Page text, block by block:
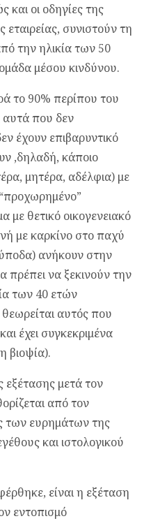
και οι οδηγίες της
εταιρείας, συνιστούν τη
την ηλικία των 50
μέσου κινδύνου.
το 90% περίπου του
αυτά που δεν
έχουν επιβαρυντικό
,δηλαδή, κάποιο
μητέρα, αδέλφια) με
θετικό οικογενειακό
με καρκίνο στο παχύ
ανήκουν στην
πρέπει να ξεκινούν την
των 40 ετών
αυτός που
έχει συγκεκριμένα
βιοψία).
μετά τον
από τον
των ευρημάτων της
και ιστολογικού
είναι η εξέταση
εντοπισμό